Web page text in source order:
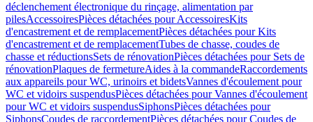
déclenchement électronique du rinçage, alimentation par
pilesAccessoiresPièces détachées pour AccessoiresKits
d'encastrement et de remplacementPièces détachées pour Kits
d'encastrement et de remplacementTubes de chasse, coudes de
chasse et réductionsSets de rénovationPièces détachées pour Sets de
rénovationPlaques de fermetureAides à la commandeRaccordements
aux appareils pour WC, urinoirs et bidetsVannes d'écoulement pour
WC et vidoirs suspendusPièces détachées pour Vannes d'écoulement
pour WC et vidoirs suspendusSiphonsPièces détachées pour
SiphonsCoudes de raccordementPièces détachées pour Coudes de